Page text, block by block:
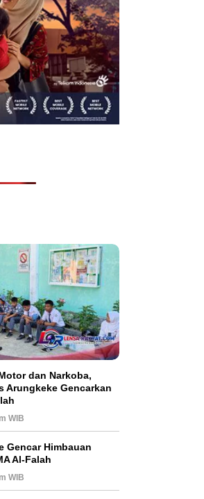
dan Narkoba,
Arungkeke Gencarkan
WIB
Gencar Himbauan
Al-Falah
WIB